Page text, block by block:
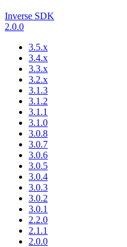
Inverse SDK
2.0.0
3.5.x
3.4.x
3.3.x
3.2.x
3.1.3
3.1.2
3.1.1
3.1.0
3.0.8
3.0.7
3.0.6
3.0.5
3.0.4
3.0.3
3.0.2
3.0.1
2.2.0
2.1.1
2.0.0